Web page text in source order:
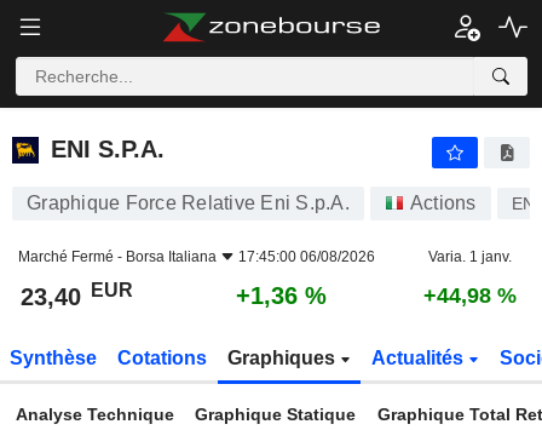
ENI S.P.A.
ENI S.P.A.
Graphique Force Relative Eni S.p.A. Actions ENI
Marché Fermé - Borsa Italiana 17:45:00 06/08/2026 Varia. 1 janv.
23,40 EUR +1,36 % +44,98 %
Synthèse Cotations Graphiques Actualités
Analyse Technique Graphique Statique Graphique Total